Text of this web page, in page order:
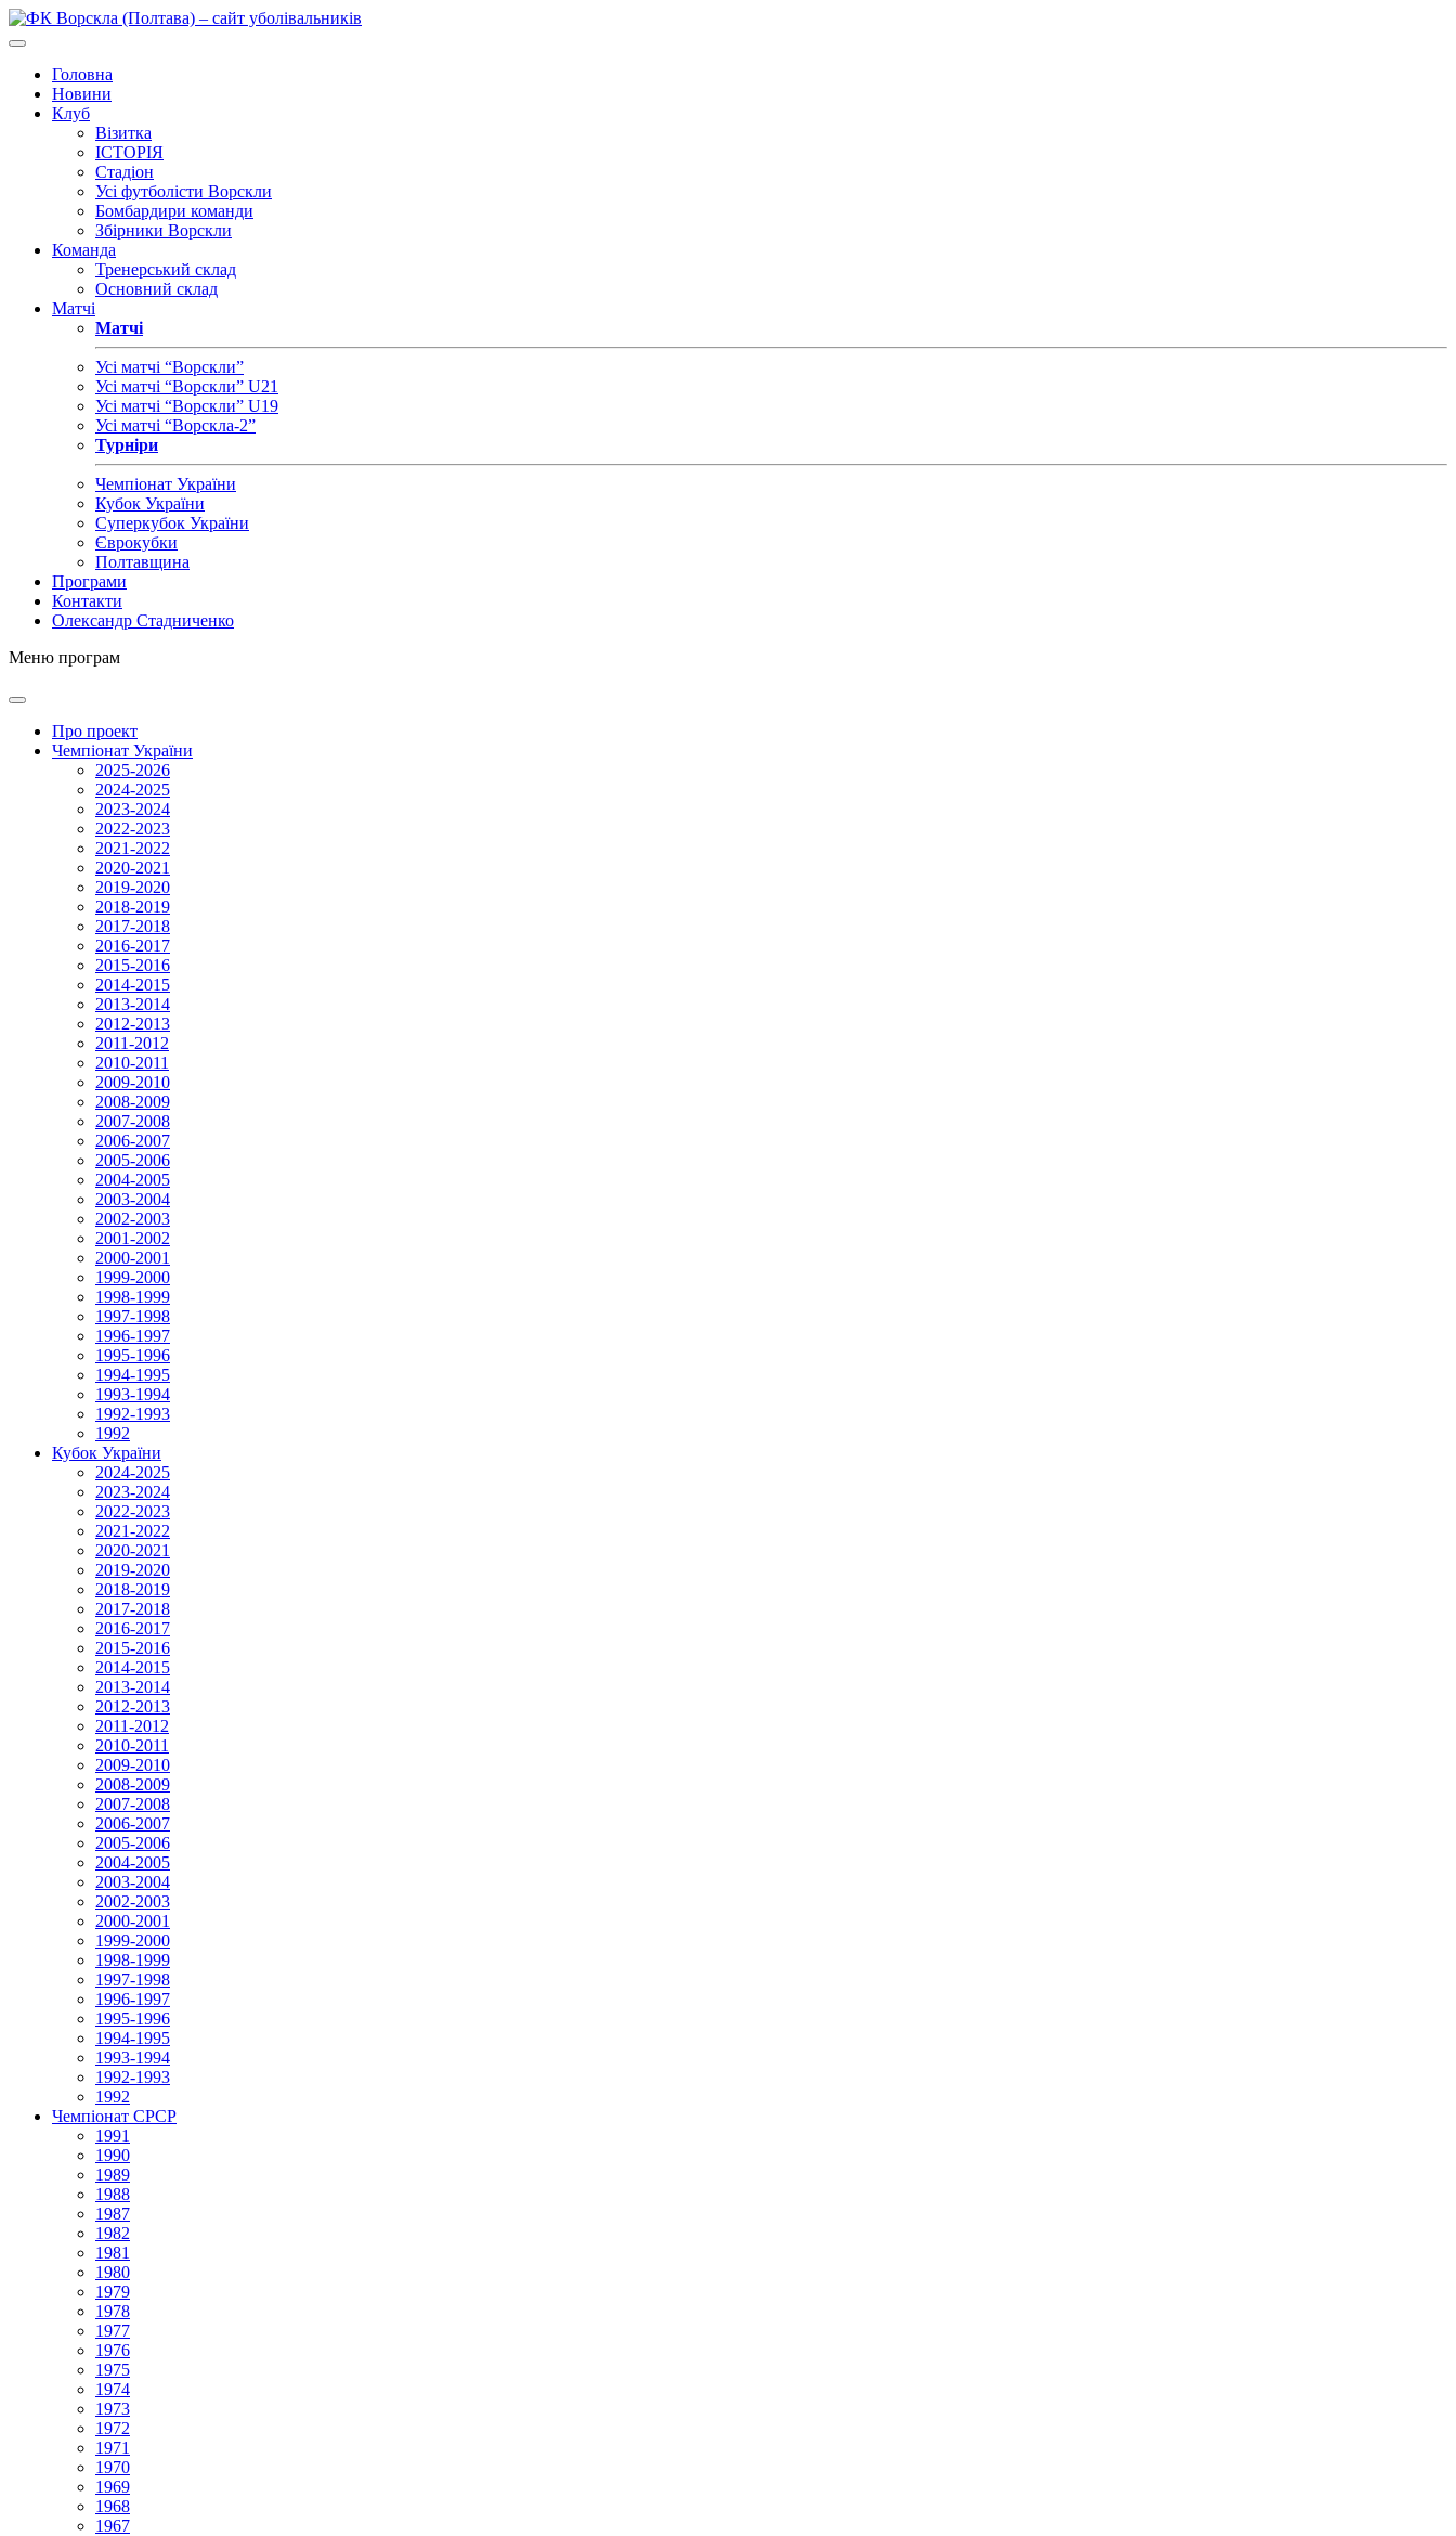
Головна
Новини
Клуб
Візитка
ІСТОРІЯ
Стадіон
Усі футболісти Ворскли
Бомбардири команди
Збірники Ворскли
Команда
Тренерський склад
Основний склад
Матчі
Матчі
Усі матчі “Ворскли”
Усі матчі “Ворскли” U21
Усі матчі “Ворскли” U19
Усі матчі “Ворскла-2”
Турніри
Чемпіонат України
Кубок України
Суперкубок України
Єврокубки
Полтавщина
Програми
Контакти
Олександр Стадниченко
Меню програм
Про проект
Чемпіонат України
2025-2026
2024-2025
2023-2024
2022-2023
2021-2022
2020-2021
2019-2020
2018-2019
2017-2018
2016-2017
2015-2016
2014-2015
2013-2014
2012-2013
2011-2012
2010-2011
2009-2010
2008-2009
2007-2008
2006-2007
2005-2006
2004-2005
2003-2004
2002-2003
2001-2002
2000-2001
1999-2000
1998-1999
1997-1998
1996-1997
1995-1996
1994-1995
1993-1994
1992-1993
1992
Кубок України
2024-2025
2023-2024
2022-2023
2021-2022
2020-2021
2019-2020
2018-2019
2017-2018
2016-2017
2015-2016
2014-2015
2013-2014
2012-2013
2011-2012
2010-2011
2009-2010
2008-2009
2007-2008
2006-2007
2005-2006
2004-2005
2003-2004
2002-2003
2000-2001
1999-2000
1998-1999
1997-1998
1996-1997
1995-1996
1994-1995
1993-1994
1992-1993
1992
Чемпіонат СРСР
1991
1990
1989
1988
1987
1982
1981
1980
1979
1978
1977
1976
1975
1974
1973
1972
1971
1970
1969
1968
1967